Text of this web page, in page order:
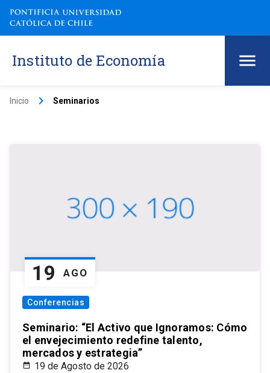
Instituto de Economía
Inicio keyboard_arrow_right Seminarios
19 AGO
Conferencias
Seminario: “El Activo que Ignoramos: Cómo
el envejecimiento redefine talento,
mercados y estrategia”
19 de Agosto de 2026